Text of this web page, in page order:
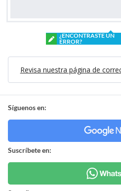
¿ENCONTRASTE UN
ERROR?
Revisa nuestra página de
Síguenos en:
Suscríbete en: